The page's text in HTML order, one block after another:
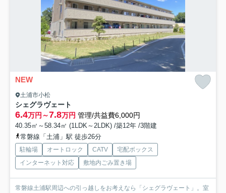
NEW
土浦市小松
シェグラヴェート
6.4万円～7.8万円 管理/共益費6,000円
40.35㎡～58.34㎡ (1LDK～2LDK) /築12年 /3階建
常磐線「土浦」駅 徒歩26分
駐輪場 オートロック CATV
宅配ボックス
インターネット対応
敷地内ごみ置き場
常磐線土浦駅周辺への引っ越しをお考えなら「シェグラヴェート」。室